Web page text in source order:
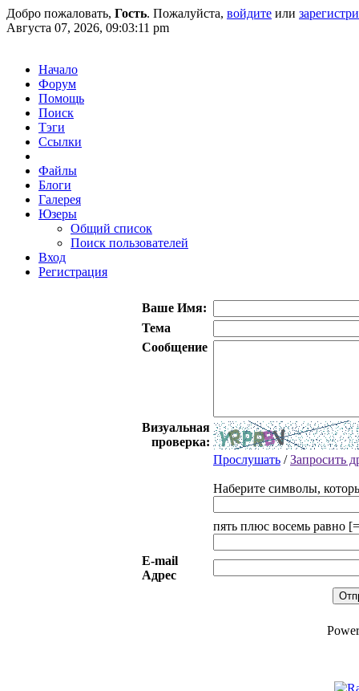
Добро пожаловать, Гость. Пожалуйста, войдите или
Августа 07, 2026, 09:03:11 pm
Начало
Форум
Помощь
Поиск
Тэги
Ссылки
Файлы
Блоги
Галерея
Юзеры
Общий список
Поиск пользователей
Вход
Регистрация
Ваше Имя:
Тема
Сообщение
Визуальная
проверка:
Прослушать /Запросить
Наберите символы,
пять плюс восемь равно
E-mail
Адрес